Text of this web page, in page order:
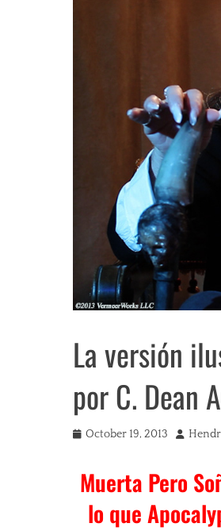
La versión
por C. Dean
Posted
October 19, 2013 Author
Muerta Pero
lo que